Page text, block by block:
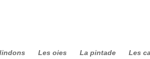
Les oies La pintade Les